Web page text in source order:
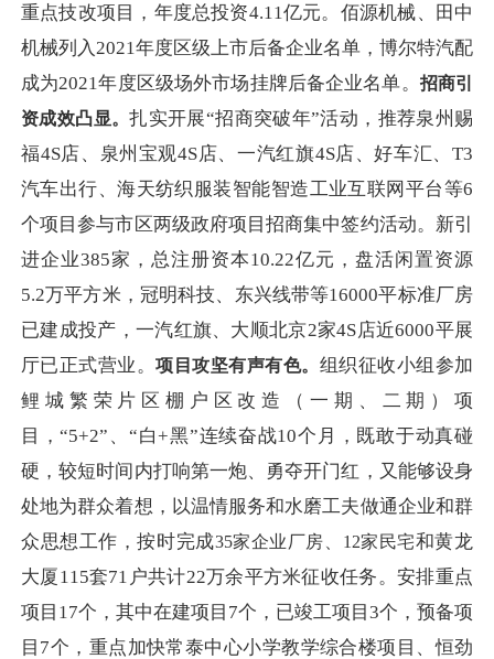
重点技改项目，年度总投资4.11亿元。佰源机械、田中
机械列入2021年度区级上市后备企业名单，博尔特汽配
成为2021年度区级场外市场挂牌后备企业名单。 招商引
资成效凸显。扎实开展“招商突破年”活动，推荐泉州赐
福4S店、泉州宝观4S店、一汽红旗4S店、好车汇、T3
汽车出行、海天纺织服装智能智造工业互联网平台等6
个项目参与市区两级政府项目招商集中签约活动。新引
进企业385家，总注册资本10.22亿元，盘活闲置资源
5.2万平方米，冠明科技、东兴线带等16000平标准厂房
已建成投产，一汽红旗、大顺北京2家4S店近6000平展
厅已正式营业。项目攻坚有声有色。 组织征收小组参加
鲤城繁荣片区棚户区改造（一期、二期）项
目，“5+2”、“白+黑”连续奋战10个月，既敢于动真碰
硬，较短时间内打响第一炮、勇夺开门红，又能够设身
处地为群众着想，以温情服务和水磨工夫做通企业和群
众思想工作，按时完成35家企业厂房、 12家民宅和黄龙
大厦115套71户共计22万余平方米征收任务。安排重点
项目17个，其中在建项目7个，已竣工项目3个，预备项
目7个，重点加快常泰中心小学教学综合楼项目、恒劲